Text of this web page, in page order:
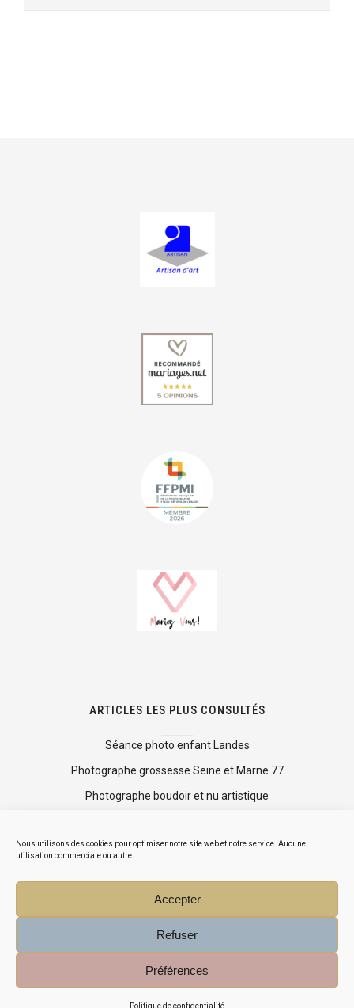
Nous utilisons des cookies pour optimiser notre site web et notre service. Aucune
utilisation commerciale ou autre
Accepter
Refuser
Préférences
Politique de confidentialité
ARTICLES LES PLUS CONSULTÉS
Séance photo enfant Landes
Photographe grossesse Seine et Marne 77
Photographe boudoir et nu artistique
Mini séance photo Noël